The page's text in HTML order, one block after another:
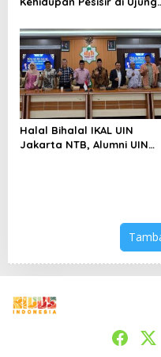
Bertahan di Tengah
Keterbatasan
Halal Bihalal IKAL UIN
Jakarta NTB, Alumni UIN